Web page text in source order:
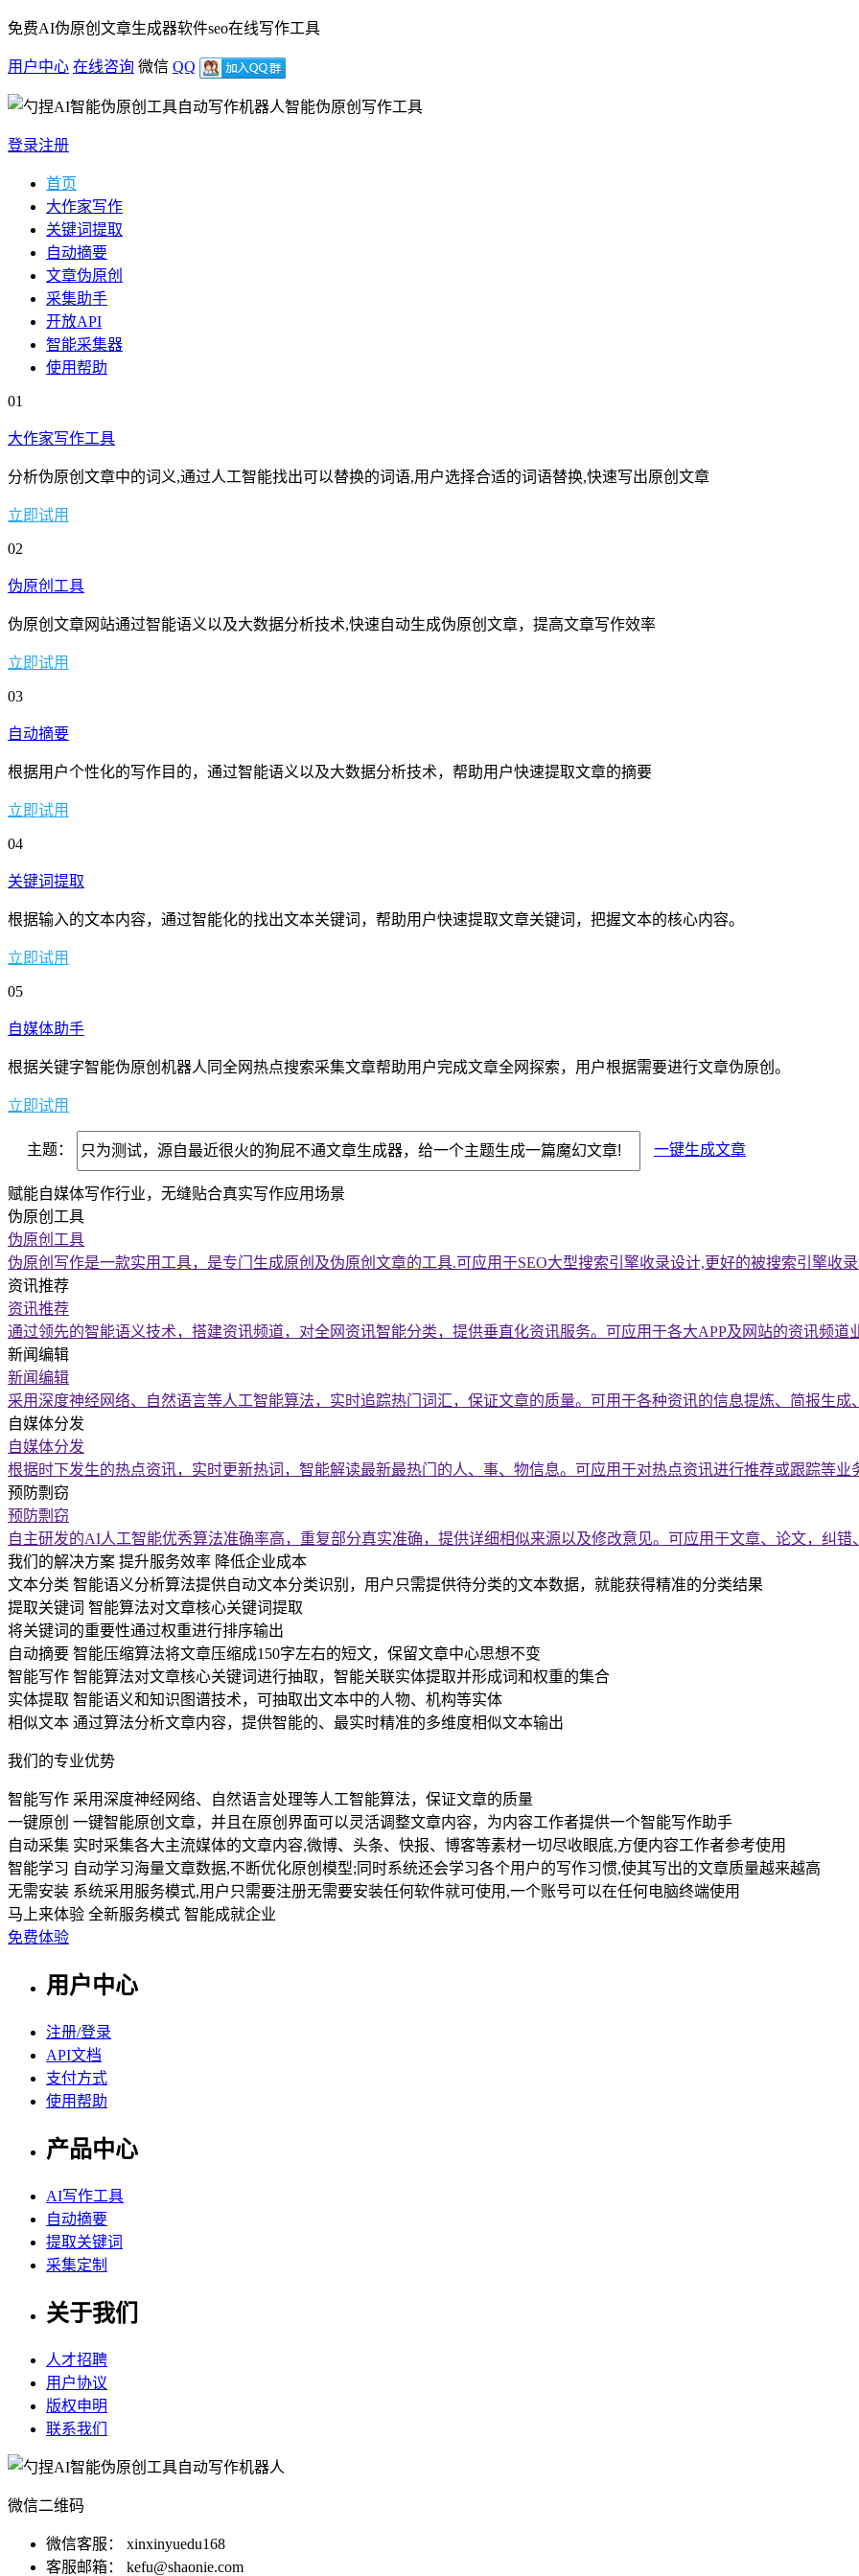
免费AI伪原创文章生成器软件seo在线写作工具
用户中心 在线咨询 微信 QQ
智能伪原创写作工具
登录注册
首页
大作家写作
关键词提取
自动摘要
文章伪原创
采集助手
开放API
智能采集器
使用帮助
01
大作家写作工具
分析伪原创文章中的词义,通过人工智能找出可以替换的词语,用户选择合适的词语替换,快速写出原创文章
立即试用
02
伪原创工具
伪原创文章网站通过智能语义以及大数据分析技术,快速自动生成伪原创文章，提高文章写作效率
立即试用
03
自动摘要
根据用户个性化的写作目的，通过智能语义以及大数据分析技术，帮助用户快速提取文章的摘要
立即试用
04
关键词提取
根据输入的文本内容，通过智能化的找出文本关键词，帮助用户快速提取文章关键词，把握文本的核心内容。
立即试用
05
自媒体助手
根据关键字智能伪原创机器人同全网热点搜索采集文章帮助用户完成文章全网探索，用户根据需要进行文章伪原创。
立即试用
主题： 一键生成文章
赋能自媒体写作行业，无缝贴合真实写作应用场景
伪原创工具
伪原创工具
伪原创写作是一款实用工具，是专门生成原创及伪原创文章的工具.可应用于SEO大型搜索引擎收录设计,更好的被搜索引擎收录
资讯推荐
资讯推荐
通过领先的智能语义技术，搭建资讯频道，对全网资讯智能分类，提供垂直化资讯服务。可应用于各大APP及网站的资讯频道
新闻编辑
新闻编辑
采用深度神经网络、自然语言等人工智能算法，实时追踪热门词汇，保证文章的质量。可用于各种资讯的信息提炼、简报生成
自媒体分发
自媒体分发
根据时下发生的热点资讯，实时更新热词，智能解读最新最热门的人、事、物信息。可应用于对热点资讯进行推荐或跟踪等业
预防剽窃
预防剽窃
自主研发的AI人工智能优秀算法准确率高，重复部分真实准确，提供详细相似来源以及修改意见。可应用于文章、论文，纠错
我们的解决方案 提升服务效率 降低企业成本
文本分类 智能语义分析算法提供自动文本分类识别，用户只需提供待分类的文本数据，就能获得精准的分类结果
提取关键词 智能算法对文章核心关键词提取
将关键词的重要性通过权重进行排序输出
自动摘要 智能压缩算法将文章压缩成150字左右的短文，保留文章中心思想不变
智能写作 智能算法对文章核心关键词进行抽取，智能关联实体提取并形成词和权重的集合
实体提取 智能语义和知识图谱技术，可抽取出文本中的人物、机构等实体
相似文本 通过算法分析文章内容，提供智能的、最实时精准的多维度相似文本输出
我们的专业优势
智能写作 采用深度神经网络、自然语言处理等人工智能算法，保证文章的质量
一键原创 一键智能原创文章，并且在原创界面可以灵活调整文章内容，为内容工作者提供一个智能写作助手
自动采集 实时采集各大主流媒体的文章内容,微博、头条、快报、博客等素材一切尽收眼底,方便内容工作者参考使用
智能学习 自动学习海量文章数据,不断优化原创模型;同时系统还会学习各个用户的写作习惯,使其写出的文章质量越来越高
无需安装 系统采用服务模式,用户只需要注册无需要安装任何软件就可使用,一个账号可以在任何电脑终端使用
马上来体验 全新服务模式 智能成就企业
免费体验
用户中心
注册/登录
API文档
支付方式
使用帮助
产品中心
AI写作工具
自动摘要
提取关键词
采集定制
关于我们
人才招聘
用户协议
版权申明
联系我们
微信二维码
微信客服： xinxinyuedu168
客服邮箱： kefu@shaonie.com